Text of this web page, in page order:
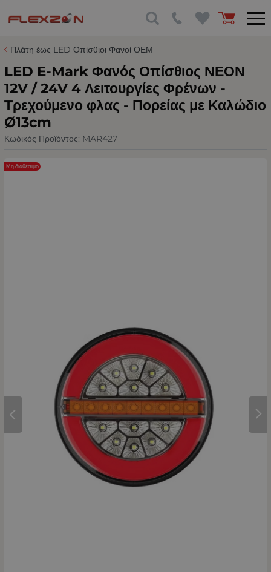
Πλάτη έως LED Οπίσθιοι Φανοί ΟΕΜ
LED Е-Мark Φανός Οπίσθιος ΝΕΟΝ
12V / 24V 4 Λειτουργίες Φρένων -
Tρεχούμενο φλας - Πορείας με Καλώδιο
Ø13cm
Κωδικός Προϊόντος: MAR427
Μη διαθέσιμο